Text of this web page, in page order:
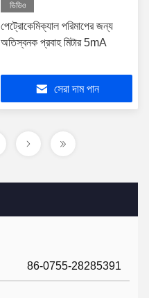
86-0755-28285391
ভিডিও
পেট্রোকেমিক্যাল পরিমাপের জন্য
অতিস্বনক প্রবাহ মিটার 5mA
সেরা দাম পান